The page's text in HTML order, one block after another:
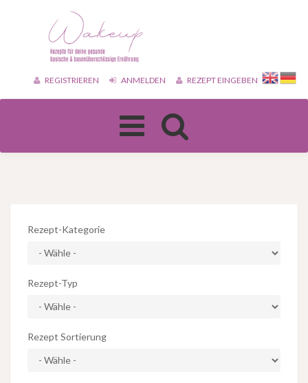
REGISTRIEREN ANMELDEN REZEPT EINGEBEN
Toggle
navigation
Rezept-Kategorie
Rezept-Typ
Rezept Sortierung